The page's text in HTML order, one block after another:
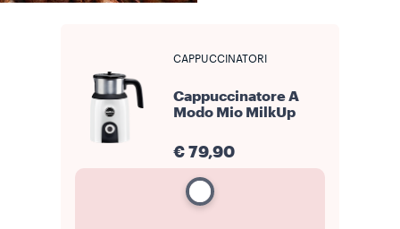
CAPPUCCINATORI
Cappuccinatore A
Modo Mio MilkUp
€ 79,90